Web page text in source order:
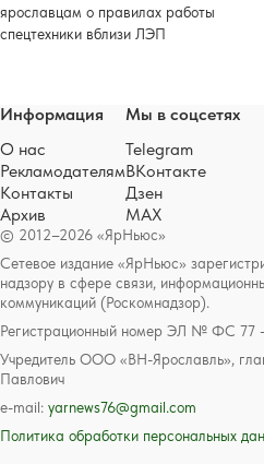
ярославцам о правилах работы
спецтехники вблизи ЛЭП
© 2012–2026 «ЯрНьюс»
Сетевое издание «ЯрНьюс»
надзору в сфере связи,
коммуникаций (Роскомнадзор).
Регистрационный номер ЭЛ № ФС 77
Учредитель ООО «ВН-Ярославль»,
Павлович
e-mail: yarnews76@gmail.com
Политика обработки персональных
Информация
О нас
Рекламодателям
Контакты
Архив
Мы в соцсетях
Telegram
ВКонтакте
Дзен
MAX